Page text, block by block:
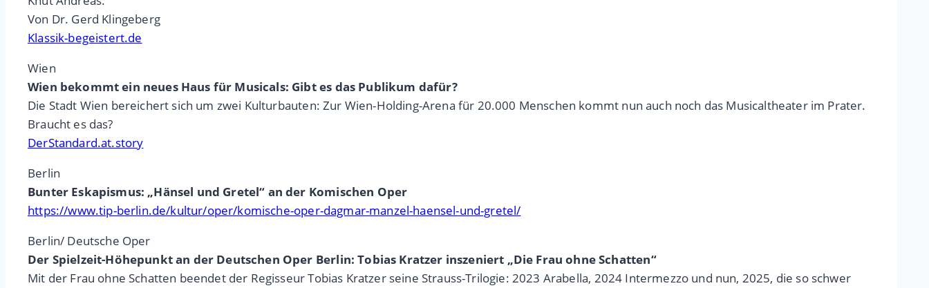
Von Dr. Gerd Klingeberg
Klassik-begeistert.de
Wien
Wien bekommt ein neues Haus für Musicals: Gibt es das Publikum dafür?
Die Stadt Wien bereichert sich um zwei Kulturbauten: Zur Wien-Holding-Arena für 20.000 Menschen kommt nun auch noch das Musicaltheater im Prater.
Braucht es das?
DerStandard.at.story
Berlin
Bunter Eskapismus: „Hänsel und Gretel“ an der Komischen Oper
https://www.tip-berlin.de/kultur/oper/komische-oper-dagmar-manzel-haensel-und-gretel/
Berlin/ Deutsche Oper
Der Spielzeit-Höhepunkt an der Deutschen Oper Berlin: Tobias Kratzer inszeniert „Die Frau ohne Schatten“
Mit der Frau ohne Schatten beendet der Regisseur Tobias Kratzer seine Strauss-Trilogie: 2023 Arabella, 2024 Intermezzo und nun, 2025, die so schwer